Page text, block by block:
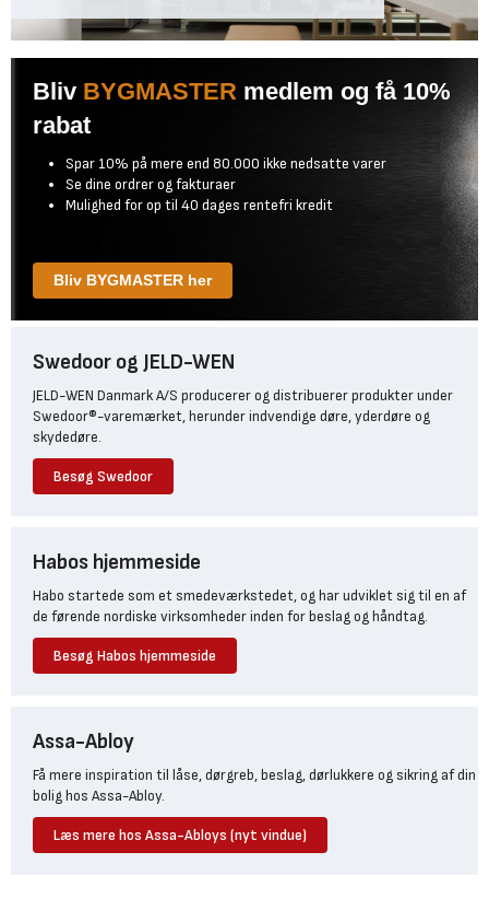
Bliv BYGMASTER medlem og få 10%
rabat
Spar 10% på mere end 80.000 ikke nedsatte varer
Se dine ordrer og fakturaer
Mulighed for op til 40 dages rentefri kredit
Bliv BYGMASTER her
Swedoor og JELD-WEN
JELD-WEN Danmark A/S producerer og distribuerer produkter under
Swedoor®-varemærket, herunder indvendige døre, yderdøre og
skydedøre.
Besøg Swedoor
Habos hjemmeside
Habo startede som et smedeværkstedet, og har udviklet sig til en af
de førende nordiske virksomheder inden for beslag og håndtag.
Besøg Habos hjemmeside
Assa-Abloy
Få mere inspiration til låse, dørgreb, beslag, dørlukkere og sikring af din
bolig hos Assa-Abloy.
Læs mere hos Assa-Abloys (nyt vindue)